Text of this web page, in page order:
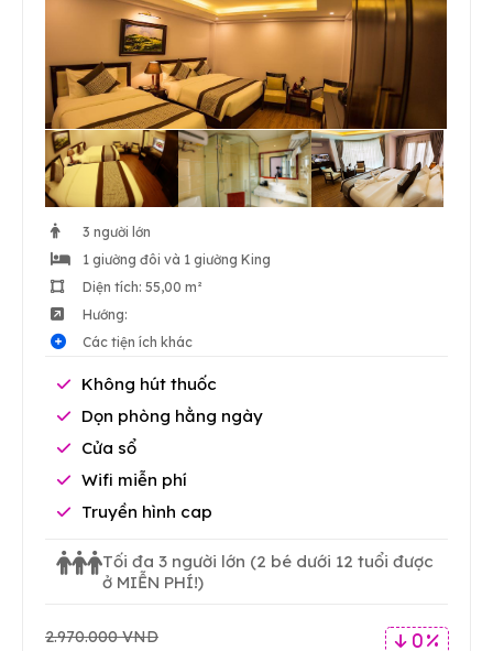
3 người lớn
1 giường đôi và 1 giường King
Diện tích: 55,00 m²
Hướng:
Các tiện ích khác
Không hút thuốc
Dọn phòng hằng ngày
Cửa sổ
Wifi miễn phí
Truyền hình cap
Tối đa 3 người lớn (2 bé dưới 12 tuổi được
ở MIỄN PHÍ!)
0 %
2.970.000 VND